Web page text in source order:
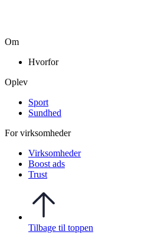
Om
Hvorfor
Oplev
Sport
Sundhed
For virksomheder
Virksomheder
Boost ads
Trust
Tilbage til toppen